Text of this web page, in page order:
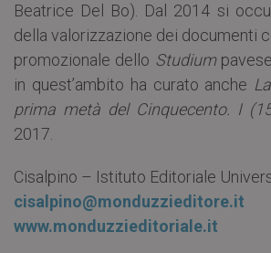
Beatrice Del Bo). Dal 2014 si
della valorizzazione dei documenti
promozionale dello Studium
in quest’ambito ha curato anche
prima metà del Cinquecento. I
2017.
Cisalpino – Istituto Editoriale
cisalpino@monduzzieditore.it
www.monduzzieditoriale.it